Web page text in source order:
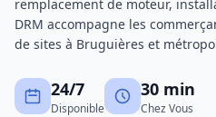
remplacement de moteur,
DRM accompagne les
de sites à Bruguières et
important pour réduire au
24/7
Disponible
30 min
Chez Vous